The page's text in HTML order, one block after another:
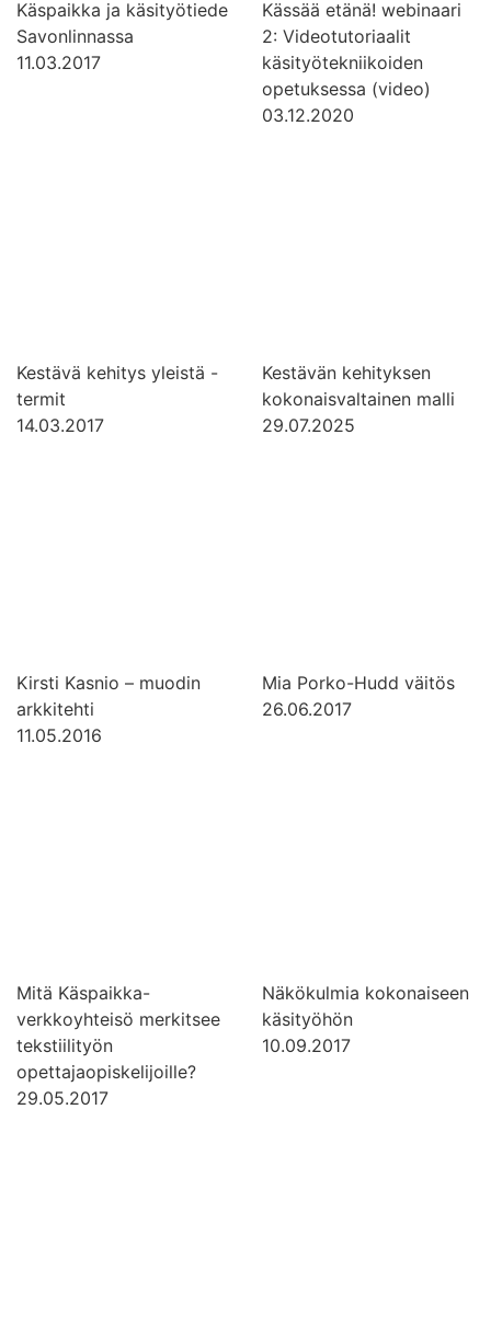
Käspaikka ja käsityötiede
Savonlinnassa
11.03.2017
Kässää etänä! webinaari
2: Videotutoriaalit
käsityötekniikoiden
opetuksessa (video)
03.12.2020
Kestävä kehitys yleistä -
termit
14.03.2017
Kestävän kehityksen
kokonaisvaltainen malli
29.07.2025
Kirsti Kasnio – muodin
arkkitehti
11.05.2016
Mia Porko-Hudd väitös
26.06.2017
Mitä Käspaikka-
verkkoyhteisö merkitsee
tekstiilityön
opettajaopiskelijoille?
29.05.2017
Näkökulmia kokonaiseen
käsityöhön
10.09.2017